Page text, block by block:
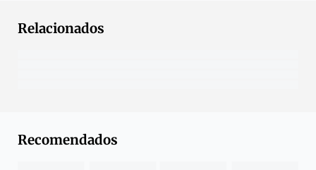
Relacionados
Recomendados